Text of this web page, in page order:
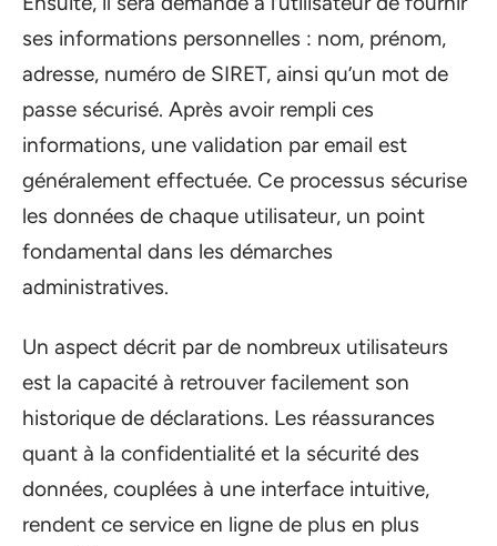
ses informations personnelles : nom, prénom,
adresse, numéro de SIRET, ainsi qu’un mot de
passe sécurisé. Après avoir rempli ces
informations, une validation par email est
généralement effectuée. Ce processus sécurise
les données de chaque utilisateur, un point
fondamental dans les démarches
administratives.
Un aspect décrit par de nombreux utilisateurs
est la capacité à retrouver facilement son
historique de déclarations. Les réassurances
quant à la confidentialité et la sécurité des
données, couplées à une interface intuitive,
rendent ce service en ligne de plus en plus